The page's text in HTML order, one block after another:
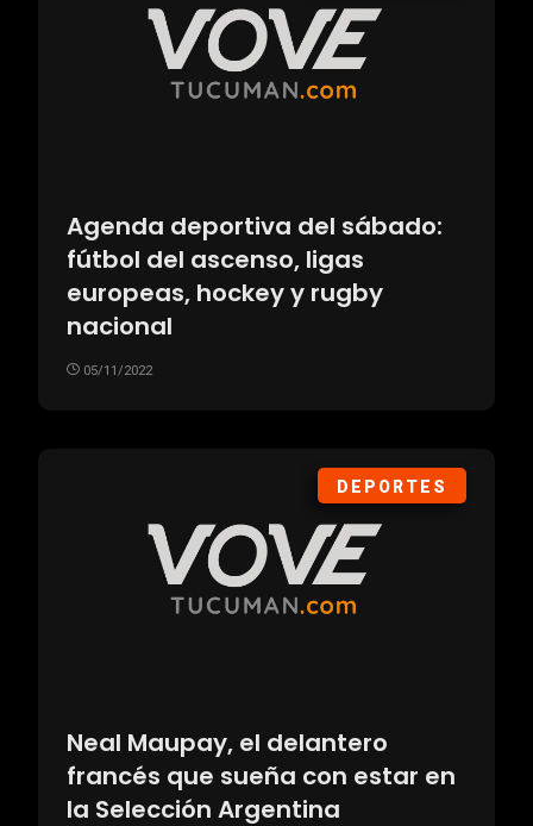
Agenda deportiva del sábado:
fútbol del ascenso, ligas
europeas, hockey y rugby
nacional
05/11/2022
DEPORTES
Neal Maupay, el delantero
francés que sueña con estar en
la Selección Argentina